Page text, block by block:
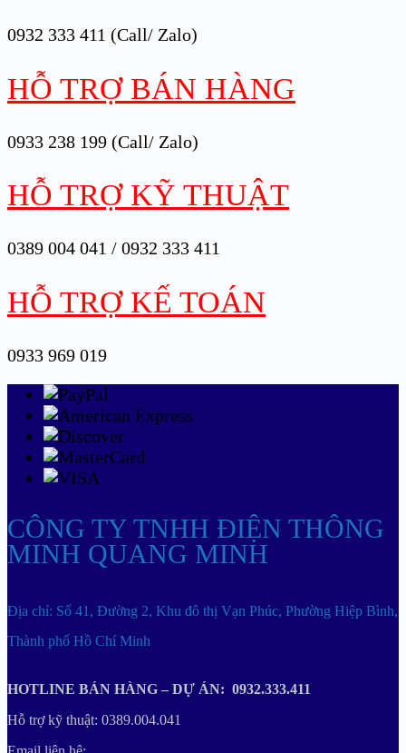
0932 333 411 (Call/ Zalo)
HỖ TRỢ BÁN HÀNG
0933 238 199 (Call/ Zalo)
HỖ TRỢ KỸ THUẬT
0389 004 041 / 0932 333 411
HỖ TRỢ KẾ TOÁN
0933 969 019
CÔNG TY TNHH ĐIỆN THÔNG
MINH QUANG MINH
Địa chỉ: Số 41, Đường 2, Khu đô thị Vạn Phúc, Phường Hiệp Bình,
Thành phố Hồ Chí Minh
HOTLINE BÁN HÀNG – DỰ ÁN: 0932.333.411
Hỗ trợ kỹ thuật: 0389.004.041